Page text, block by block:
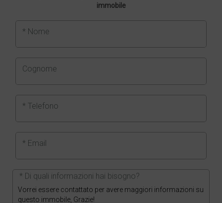
immobile
* Nome
Cognome
* Telefono
* Email
* Di quali informazioni hai bisogno?